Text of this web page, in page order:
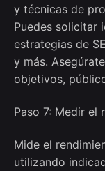
y técnicas de
Puedes solicitar
estrategias de
y más.
objetivos,
Paso 7: Medir el
Mide el
utilizando